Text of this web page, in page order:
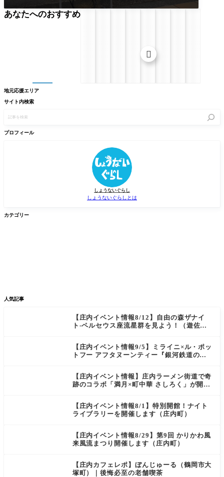
地元応援エリア
サイト内検索
検
プロフィール
しょうないぐらし
しょうないぐらしとは
カテゴリー
人気記事
【庄内イベント情報8/12】自由の森ザナイ
ト-ペルセウス座流星群を見よう！（遊佐
【庄内イベント情報9/5】ミライニ×ル・ポッ
トフー アフタヌーンティー『銀河鉄道の
【庄内イベント情報】庄内ラーメン街道で奇
跡のコラボ「満月×町中華 さしろく」が開催
【庄内イベント情報8/1】特別開館！ナイト
ライブラリーを開催します（庄内町）
【庄内イベント情報8/29】第9回 かりかわ風
来風流まつり開催します（庄内町）
【庄内カフェレポ】ぼんじゅーる（鶴岡市大
塚町）｜後悔必至の老舗喫茶
あなたへのおすすめ
